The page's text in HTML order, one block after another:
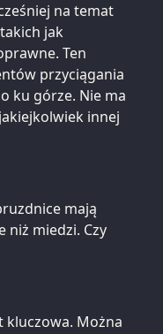
na temat
jak
Ten
przyciągania
ku górze. Nie ma
innej
mają
niż miedzi. Czy
kluczowa. Można